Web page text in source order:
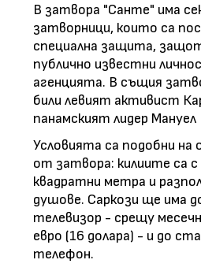
В затвора "Санте" има
затворници, които са
специална защита,
публично известни
агенцията. В същия
били левият активист
панамският лидер Мануел
Условията са подобни
от затвора: килиите са
квадратни метра и
душове. Саркози ще има
телевизор - срещу
евро (16 долара) - и до
телефон.